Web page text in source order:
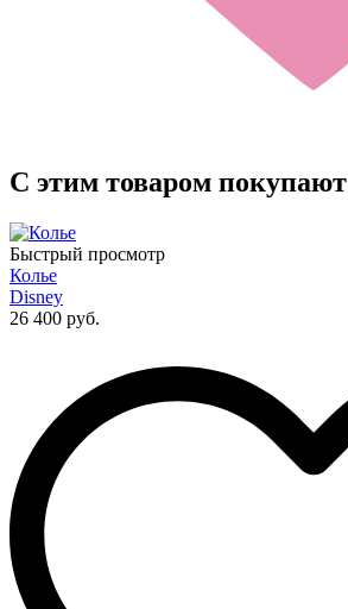
C этим товаром покупают
Быстрый просмотр
Колье
Disney
26 400 руб.